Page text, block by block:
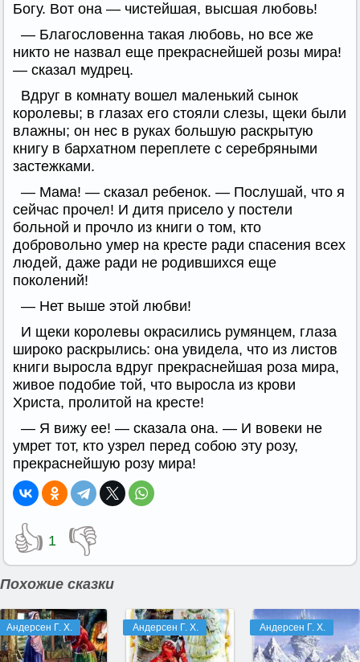
Богу. Вот она — чистейшая, высшая любовь!
— Благословенна такая любовь, но все же
никто не назвал еще прекраснейшей розы мира!
— сказал мудрец.
Вдруг в комнату вошел маленький сынок
королевы; в глазах его стояли слезы, щеки были
влажны; он нес в руках большую раскрытую
книгу в бархатном переплете с серебряными
застежками.
— Мама! — сказал ребенок. — Послушай, что я
сейчас прочел! И дитя присело у постели
больной и прочло из книги о том, кто
добровольно умер на кресте ради спасения всех
людей, даже ради не родившихся еще
поколений!
— Нет выше этой любви!
И щеки королевы окрасились румянцем, глаза
широко раскрылись: она увидела, что из листов
книги выросла вдруг прекраснейшая роза мира,
живое подобие той, что выросла из крови
Христа, пролитой на кресте!
— Я вижу ее! — сказала она. — И вовеки не
умрет тот, кто узрел перед собою эту розу,
прекраснейшую розу мира!
👍 1 👎
Похожие сказки
Андерсен Г. Х. Андерсен Г. Х. Андерсен Г. Х.